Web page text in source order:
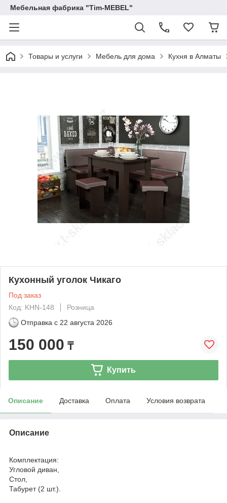
Мебельная фабрика "Tim-MEBEL"
Товары и услуги Мебель для дома Кухня в Алматы
Кухонный уголок Чикаго
Под заказ
Код: KHN-148
Розница
Отправка с 22 августа 2026
150 000 ₸
Купить
Описание Доставка Оплата Условия возврата
Описание
Комплектация:
Угловой диван,
Стол,
Табурет (2 шт.).